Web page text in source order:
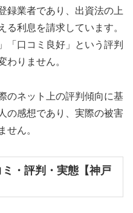
録業者であり、出資法の上
る利息を請求しています。
「口コミ良好」という評判
わりません。
のネット上の評判傾向に基
の感想であり、実際の被害
せん。
・評判・実態【神戸